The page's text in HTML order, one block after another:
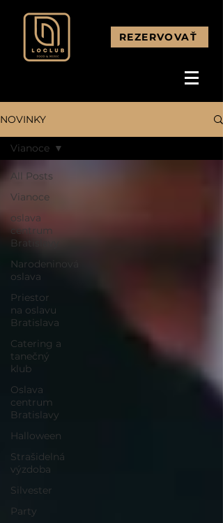
REZERVOVAŤ
NOVINKY
All Posts
Vianoce
oslava
centrum
Bratislavy
Narodeninová
oslava
Priestor
na oslavu
Bratislava
Catering a
tanečný
klub
Oslava
centrum
Bratislavy
Halloween
Strašidelná
výzdoba
Silvester
Party
Vianoce